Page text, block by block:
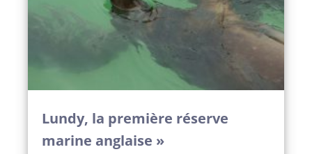
Lundy, la première réserve
marine anglaise »